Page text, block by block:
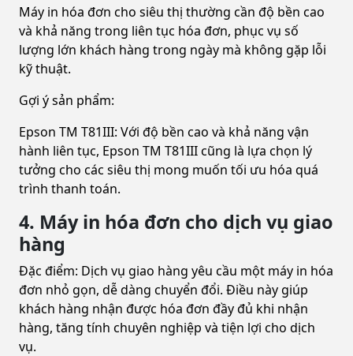
Máy in hóa đơn cho siêu thị thường cần độ bền cao
và khả năng trong liên tục hóa đơn, phục vụ số
lượng lớn khách hàng trong ngày mà không gặp lỗi
kỹ thuật.
Gợi ý sản phẩm:
Epson TM T81III: Với độ bền cao và khả năng vận
hành liên tục, Epson TM T81III cũng là lựa chọn lý
tưởng cho các siêu thị mong muốn tối ưu hóa quá
trình thanh toán.
4. Máy in hóa đơn cho dịch vụ giao
hàng
Đặc điểm: Dịch vụ giao hàng yêu cầu một máy in hóa
đơn nhỏ gọn, dễ dàng chuyển đổi. Điều này giúp
khách hàng nhận được hóa đơn đầy đủ khi nhận
hàng, tăng tính chuyên nghiệp và tiện lợi cho dịch
vụ.